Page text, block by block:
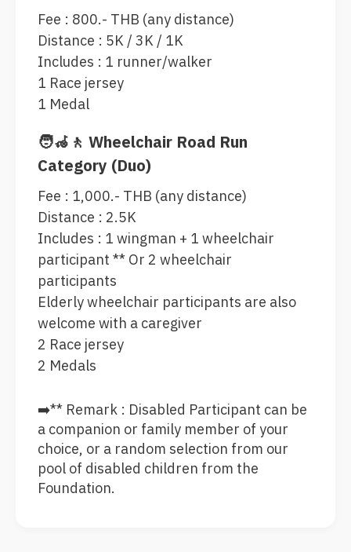
Fee : 800.- THB (any distance)
Distance : 5K / 3K / 1K
Includes : 1 runner/walker
1 Race jersey
1 Medal
🧑‍🦽🚶 Wheelchair Road Run
Category (Duo)
Fee : 1,000.- THB (any distance)
Distance : 2.5K
Includes : 1 wingman + 1 wheelchair
participant ** Or 2 wheelchair
participants
Elderly wheelchair participants are also
welcome with a caregiver
2 Race jersey
2 Medals
➡️** Remark : Disabled Participant can be
a companion or family member of your
choice, or a random selection from our
pool of disabled children from the
Foundation.